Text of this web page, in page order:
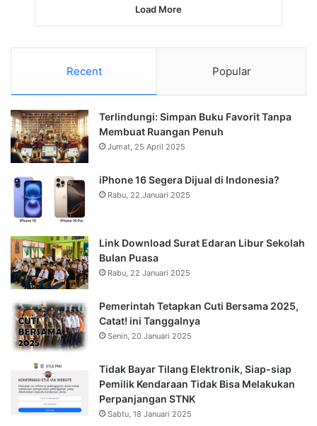
Load More
Recent Popular
Terlindungi: Simpan Buku Favorit Tanpa
Membuat Ruangan Penuh
Jumat, 25 April 2025
iPhone 16 Segera Dijual di Indonesia?
Rabu, 22 Januari 2025
Link Download Surat Edaran Libur Sekolah
Bulan Puasa
Rabu, 22 Januari 2025
Pemerintah Tetapkan Cuti Bersama 2025,
Catat! ini Tanggalnya
Senin, 20 Januari 2025
Tidak Bayar Tilang Elektronik, Siap-siap
Pemilik Kendaraan Tidak Bisa Melakukan
Perpanjangan STNK
Sabtu, 18 Januari 2025